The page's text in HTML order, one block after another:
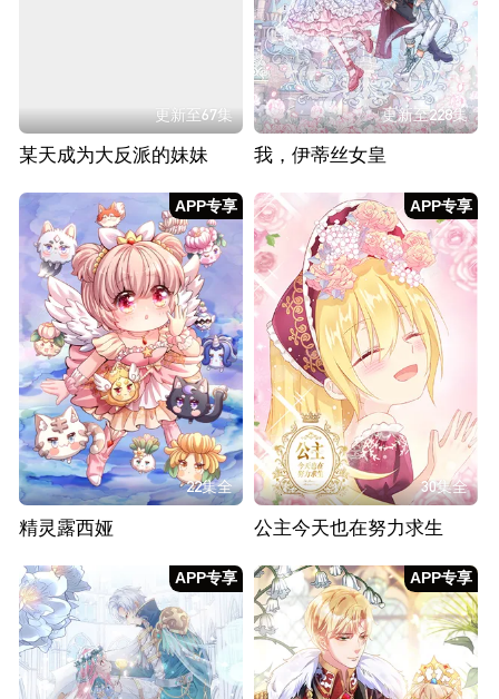
更新至67集
某天成为大反派的妹妹
更新至228集
我，伊蒂丝女皇
APP专享
22集全
精灵露西娅
APP专享
30集全
公主今天也在努力求生
APP专享 APP专享